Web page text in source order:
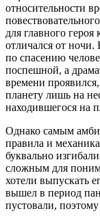
относительности
для главного
отличался от ночи.
по спасению
поспешной, а
времени
планету лишь на
находившегося на
Однако самым
правила и
буквально
сложным для
хотели выпускать
вышел в период
пустовали,